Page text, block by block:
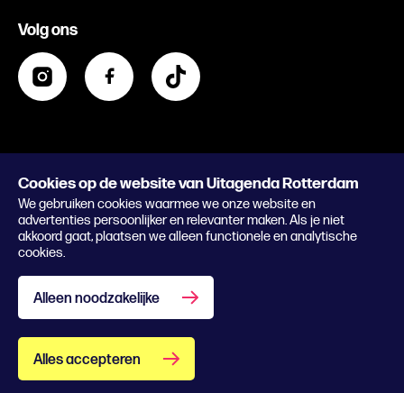
Cookies op de website van Uitagenda Rotterdam
We gebruiken cookies waarmee we onze website en
advertenties persoonlijker en relevanter maken. Als je niet
akkoord gaat, plaatsen we alleen functionele en analytische
cookies.
Alleen noodzakelijke
Alles accepteren
Contact
Zakelijk
Lees het magazine
Kids
Volg ons
© 2026 Rotterdam Festivals